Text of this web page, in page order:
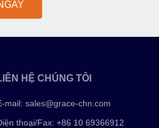
HỆ CHÚNG TÔI
mail:sales@grace-chn.com
thoại/Fax: +86 10 69366912